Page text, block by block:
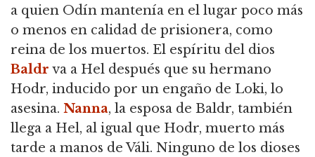
a quien Odín mantenía en el lugar poco más
o menos en calidad de prisionera, como
reina de los muertos. El espíritu del dios
Baldr va a Hel después que su hermano
Hodr, inducido por un engaño de Loki, lo
asesina. Nanna, la esposa de Baldr, también
llega a Hel, al igual que Hodr, muerto más
tarde a manos de Váli. Ninguno de los dioses